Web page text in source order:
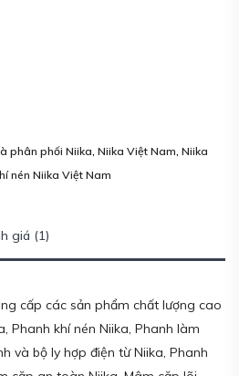
phân phối Niika Niika Việt Nam Niika
nén Niika Việt Nam
giá (1)
cấp các sản phẩm chất lượng cao
Phanh khí nén Niika, Phanh làm
và bộ ly hợp điện từ Niika, Phanh